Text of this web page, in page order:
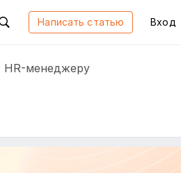
Написать статью Вход
HR-менеджеру